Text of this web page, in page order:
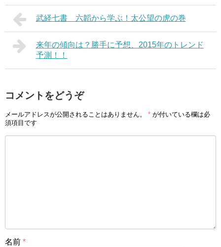
武経七書 六韜から学ぶ！太公望の虎の巻
来年の傾向は？勝手に予想、2015年のトレンド
予測！！
コメントをどうぞ
メールアドレスが公開されることはありません。 * が付いている欄は必
須項目です
名前 *